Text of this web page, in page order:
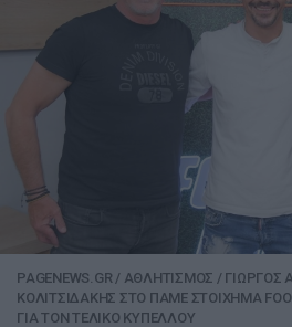
PAGENEWS.GR / ΑΘΛΗΤΙΣΜΟΣ / ΓΙΩΡΓΟΣ
ΚΟΛΙΤΣΙΔΑΚΗΣ ΣΤΟ ΠΑΜΕ ΣΤΟΙΧΗΜΑ
ΓΙΑ ΤΟΝ ΤΕΛΙΚΟ ΚΥΠΕΛΛΟΥ